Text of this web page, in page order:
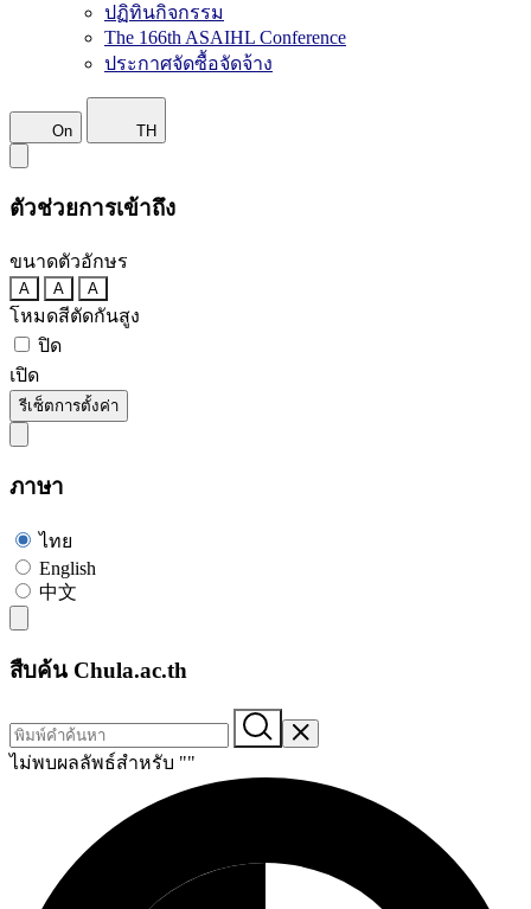
ปฏิทินกิจกรรม
The 166th ASAIHL Conference
ประกาศจัดซื้อจัดจ้าง
On TH
ตัวช่วยการเข้าถึง
ขนาดตัวอักษร
A A A
โหมดสีตัดกันสูง
ปิด
เปิด
รีเซ็ตการตั้งค่า
ภาษา
ไทย
English
中文
สืบค้น Chula.ac.th
ไม่พบผลลัพธ์สำหรับ ""